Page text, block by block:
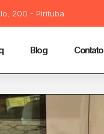
200 - Pirituba
Blog Contato